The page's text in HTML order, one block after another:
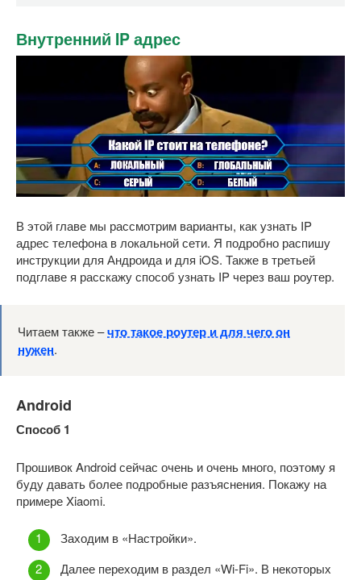
Внутренний IP адрес
В этой главе мы рассмотрим варианты, как узнать IP
адрес телефона в локальной сети. Я подробно распишу
инструкции для Андроида и для iOS. Также в третьей
подглаве я расскажу способ узнать IP через ваш роутер.
Читаем также –что такое роутер и для чего он
нужен.
Android
Способ 1
Прошивок Android сейчас очень и очень много, поэтому я
буду давать более подробные разъяснения. Покажу на
примере Xiaomi.
Заходим в «Настройки».
Далее переходим в раздел «Wi-Fi». В некоторых